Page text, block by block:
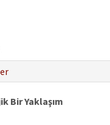
Bir Yaklaşım